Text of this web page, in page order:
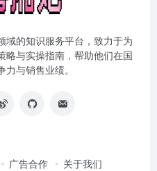
域的知识服务平台，致力于为
略与实操指南，帮助他们在国
与销售业绩。
广告合作 关于我们